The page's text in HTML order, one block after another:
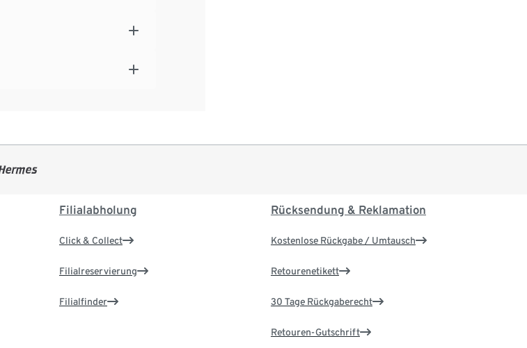
Filialabholung
Click & Collect
Filialreservierung
Filialfinder
Rücksendung & Reklamation
Kostenlose Rückgabe / Umtausch
Retourenetikett
30 Tage Rückgaberecht
Retouren-Gutschrift